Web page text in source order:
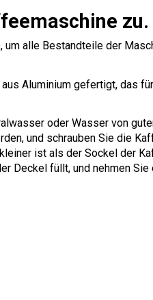
zu.
alle Bestandteile der
Aluminium gefertigt, das
oder Wasser von
und schrauben Sie die
ist als der Sockel der
Deckel füllt, und nehmen Sie